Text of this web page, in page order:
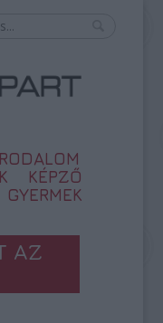
KÉPZŐ
GYERMEK
AZ